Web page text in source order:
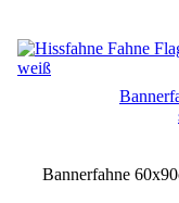
Bannerfahne